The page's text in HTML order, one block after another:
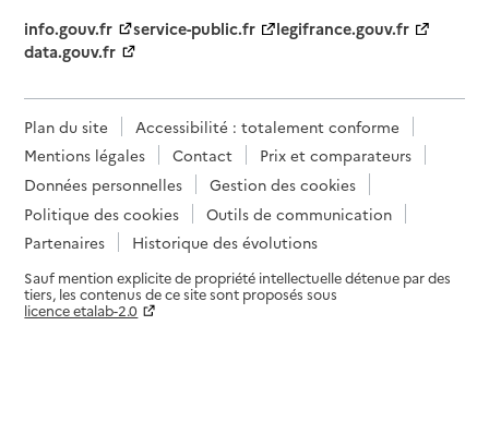
info.gouv.fr
service-public.fr
legifrance.gouv.fr
data.gouv.fr
Plan du site
Accessibilité : totalement conforme
Mentions légales
Contact
Prix et comparateurs
Données personnelles
Gestion des cookies
Politique des cookies
Outils de communication
Partenaires
Historique des évolutions
Sauf mention explicite de propriété intellectuelle détenue par des
tiers, les contenus de ce site sont proposés sous
licence etalab-2.0